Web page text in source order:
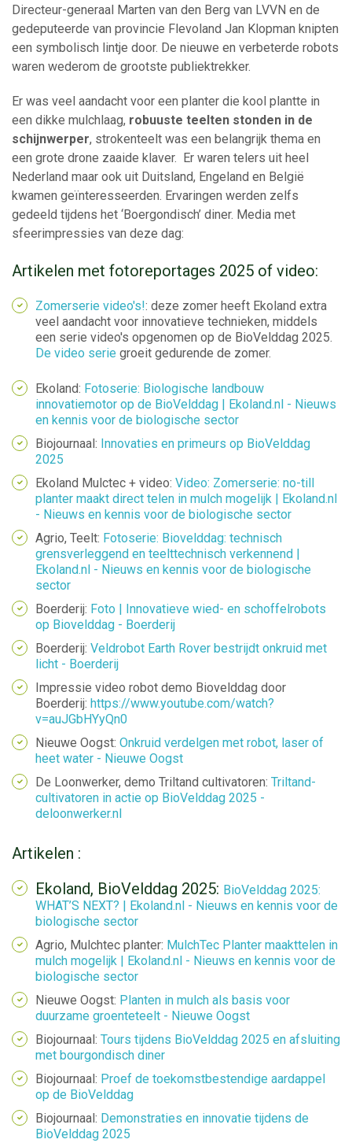
Directeur-generaal Marten van den Berg van LVVN en de
gedeputeerde van provincie Flevoland Jan Klopman knipten
een symbolisch lintje door. De nieuwe en verbeterde robots
waren wederom de grootste publiektrekker.
Er was veel aandacht voor een planter die kool plantte in
een dikke mulchlaag, robuuste teelten stonden in de
schijnwerper, strokenteelt was een belangrijk thema en
een grote drone zaaide klaver. Er waren telers uit heel
Nederland maar ook uit Duitsland, Engeland en België
kwamen geïnteresseerden. Ervaringen werden zelfs
gedeeld tijdens het ‘Boergondisch’ diner. Media met
sfeerimpressies van deze dag:
Artikelen met fotoreportages 2025 of video:
Zomerserie video's!: deze zomer heeft Ekoland extra
veel aandacht voor innovatieve technieken, middels
een serie video's opgenomen op de BioVelddag 2025.
De video serie groeit gedurende de zomer.
Ekoland: Fotoserie: Biologische landbouw
innovatiemotor op de BioVelddag | Ekoland.nl - Nieuws
en kennis voor de biologische sector
Biojournaal: Innovaties en primeurs op BioVelddag
2025
Ekoland Mulctec + video: Video: Zomerserie: no-till
planter maakt direct telen in mulch mogelijk | Ekoland.nl
- Nieuws en kennis voor de biologische sector
Agrio, Teelt: Fotoserie: Biovelddag: technisch
grensverleggend en teelttechnisch verkennend |
Ekoland.nl - Nieuws en kennis voor de biologische
sector
Boerderij: Foto | Innovatieve wied- en schoffelrobots
op Biovelddag - Boerderij
Boerderij: Veldrobot Earth Rover bestrijdt onkruid met
licht - Boerderij
Impressie video robot demo Biovelddag door
Boerderij: https://www.youtube.com/watch?
v=auJGbHYyQn0
Nieuwe Oogst: Onkruid verdelgen met robot, laser of
heet water - Nieuwe Oogst
De Loonwerker, demo Triltand cultivatoren: Triltand-
cultivatoren in actie op BioVelddag 2025 -
deloonwerker.nl
Artikelen :
Ekoland, BioVelddag 2025: BioVelddag 2025:
WHAT’S NEXT? | Ekoland.nl - Nieuws en kennis voor de
biologische sector
Agrio, Mulchtec planter: MulchTec Planter maakttelen in
mulch mogelijk | Ekoland.nl - Nieuws en kennis voor de
biologische sector
Nieuwe Oogst: Planten in mulch als basis voor
duurzame groenteteelt - Nieuwe Oogst
Biojournaal: Tours tijdens BioVelddag 2025 en afsluiting
met bourgondisch diner
Biojournaal: Proef de toekomstbestendige aardappel
op de BioVelddag
Biojournaal: Demonstraties en innovatie tijdens de
BioVelddag 2025